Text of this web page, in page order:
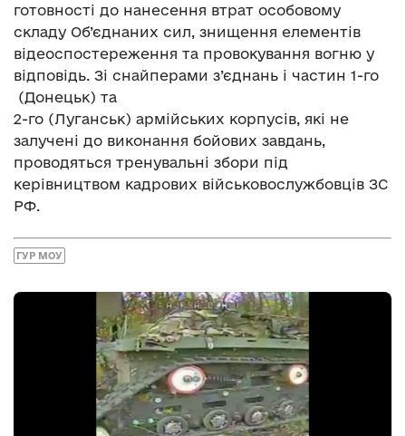
готовності до нанесення втрат особовому
складу Об’єднаних сил, знищення елементів
відеоспостереження та провокування вогню у
відповідь. Зі снайперами з’єднань і частин 1-го
(Донецьк) та
2-го (Луганськ) армійських корпусів, які не
залучені до виконання бойових завдань,
проводяться тренувальні збори під
керівництвом кадрових військовослужбовців ЗС
РФ.
ГУР МОУ